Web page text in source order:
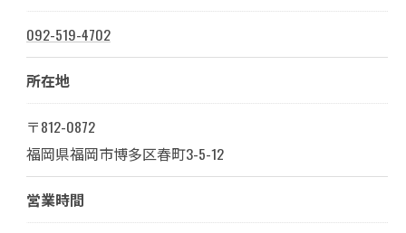
092-519-4702
所在地
〒812-0872
福岡県福岡市博多区春町3-5-12
営業時間